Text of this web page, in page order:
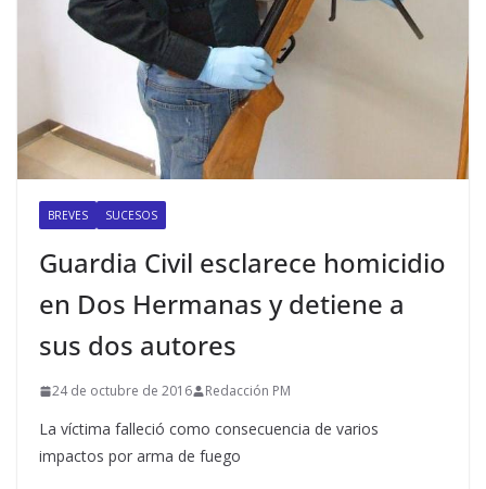
BREVES SUCESOS
Guardia Civil esclarece homicidio
en Dos Hermanas y detiene a
sus dos autores
24 de octubre de 2016 Redacción PM
La víctima falleció como consecuencia de varios
impactos por arma de fuego